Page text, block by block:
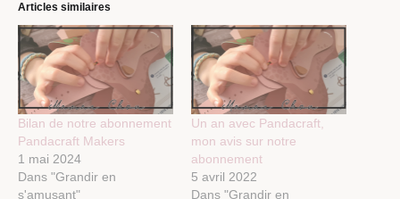
Articles similaires
Bilan de notre abonnement
Pandacraft Makers
1 mai 2024
Dans "Grandir en
s'amusant"
Un an avec Pandacraft,
mon avis sur notre
abonnement
5 avril 2022
Dans "Grandir en